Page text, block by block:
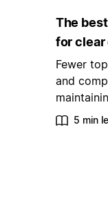
The
for clear
Fewer
and
5 min